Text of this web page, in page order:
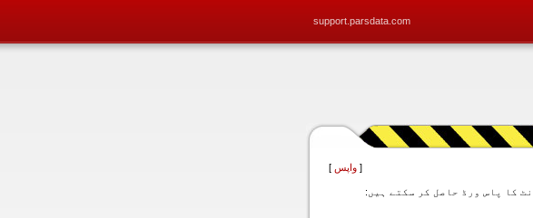
support.parsdata.com
[ واپس ]